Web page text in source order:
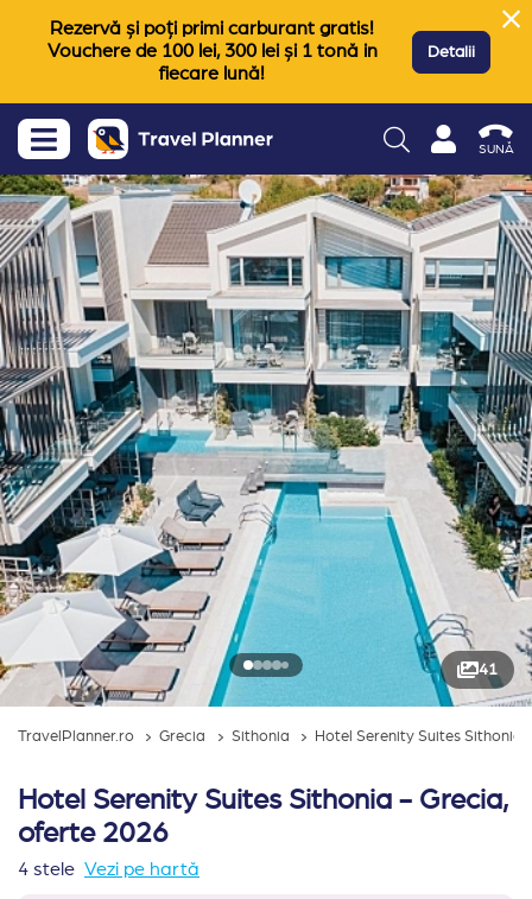
Rezervă și poți primi carburant gratis!
Vouchere de 100 lei, 300 lei și 1 tonă in
fiecare lună!
Detalii
SUNĂ
41
TravelPlanner.ro Grecia Sithonia Hotel Serenity Suites Sithonia
Hotel Serenity Suites Sithonia - Grecia,
oferte 2026
4 stele Vezi pe hartă